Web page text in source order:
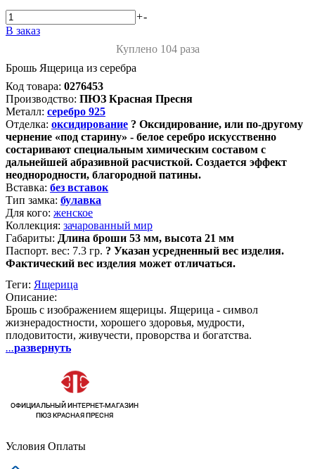
+-
В заказ
Куплено 104 раза
Брошь Ящерица из серебра
Код товара: 0276453
Производство: ПЮЗ Красная Пресня
Металл: серебро 925
Отделка: оксидирование ? Оксидирование, или по-другому
чернение «под старину» - белое серебро искусственно
состаривают специальным химическим составом с
дальнейшей абразивной расчисткой. Создается эффект
неоднородности, благородной патины.
Вставка: без вставок
Тип замка: булавка
Для кого: женское
Коллекция: зачарованный мир
Габариты: Длина броши 53 мм, высота 21 мм
Паспорт. вес: 7.3 гр. ? Указан усредненный вес изделия.
Фактический вес изделия может отличаться.
Теги: Ящерица
Описание:
Брошь с изображением ящерицы. Ящерица - символ
жизнерадостности, хорошего здоровья, мудрости,
плодовитости, живучести, проворства и богатства.
...развернуть
Условия Оплаты